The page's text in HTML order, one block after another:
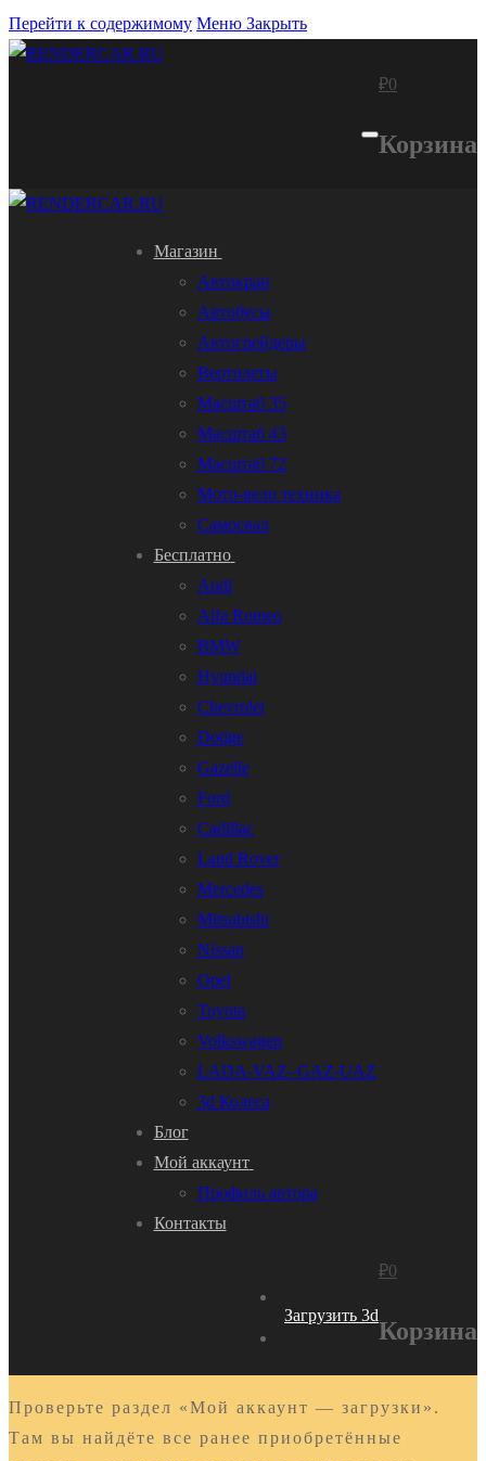
Перейти к содержимому Меню Закрыть
₽0
Корзина
Магазин
Автокран
Автобусы
Автогрейдеры
Вертолеты
Масштаб 35
Масштаб 43
Масштаб 72
Мото-вело техника
Самосвал
Бесплатно
Audi
Alfa Romeo
BMW
Hyundai
Chevrolet
Dodge
Gazelle
Ford
Cadillac
Land Rover
Mercedes
Mitsubishi
Nissan
Opel
Toyota
Volkswagen
LADA-VAZ- GAZ-UAZ
3d Колеса
Блог
Мой аккаунт
Профиль автора
Контакты
Загрузить 3d
₽0
Корзина
Проверьте раздел «Мой аккаунт — загрузки».
Там вы найдёте все ранее приобретённые